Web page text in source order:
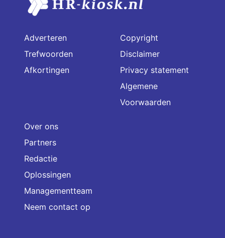
Adverteren
Trefwoorden
Afkortingen
Copyright
Disclaimer
Privacy statement
Algemene
Voorwaarden
Over ons
Partners
Redactie
Oplossingen
Managementteam
Neem contact op